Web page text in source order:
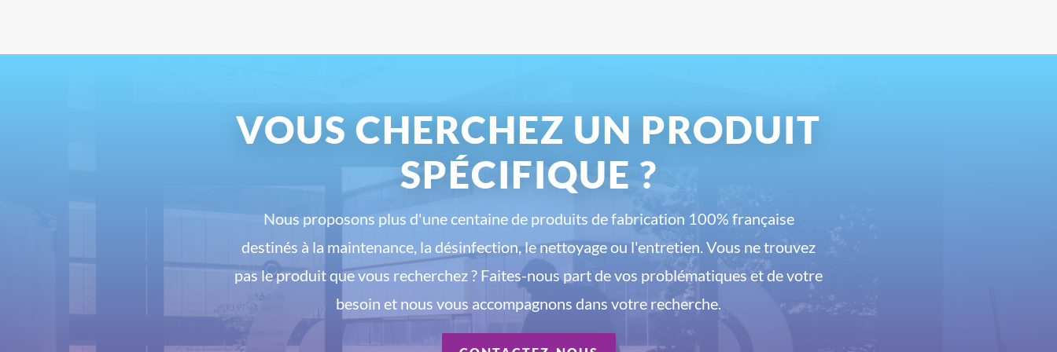
VOUS CHERCHEZ UN PRODUIT
SPÉCIFIQUE ?
Nous proposons plus d'une centaine de produits de fabrication 100% française
destinés à la maintenance, la désinfection, le nettoyage ou l'entretien. Vous ne trouvez
pas le produit que vous recherchez ? Faites-nous part de vos problématiques et de votre
besoin et nous vous accompagnons dans votre recherche.